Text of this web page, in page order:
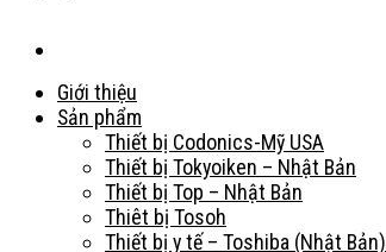
Giới thiệu
Sản phẩm
Thiết bị Codonics-Mỹ USA
Thiết bị Tokyoiken – Nhật Bản
Thiết bị Top – Nhật Bản
Thiêt bị Tosoh
Thiết bị y tế – Toshiba (Nhật Bản)